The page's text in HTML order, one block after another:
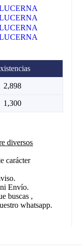
2,898
1,300
diversos
carácter
Envío.
buscas ,
whatsapp.